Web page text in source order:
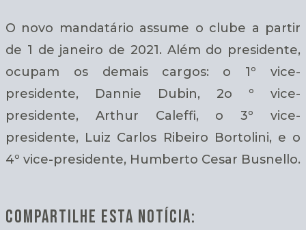
O novo mandatário assume o clube a partir
de 1 de janeiro de 2021. Além do presidente,
ocupam os demais cargos: o 1º vice-
presidente, Dannie Dubin, 2o º vice-
presidente, Arthur Caleffi, o 3º vice-
presidente, Luiz Carlos Ribeiro Bortolini, e o
4º vice-presidente, Humberto Cesar Busnello.
COMPARTILHE ESTA NOTÍCIA: